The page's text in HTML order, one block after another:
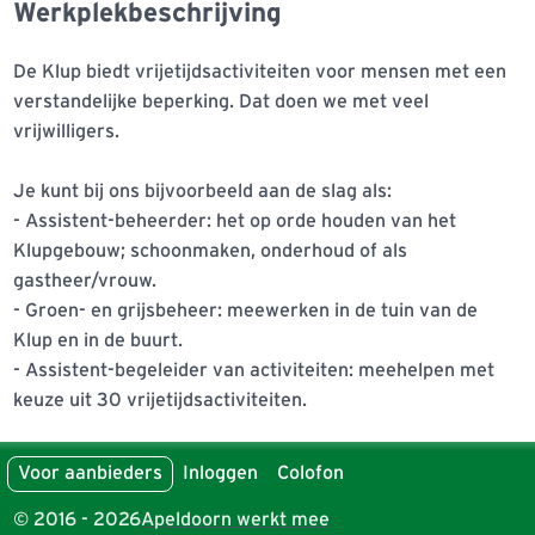
Werkplekbeschrijving
De Klup biedt vrijetijdsactiviteiten voor mensen met een
verstandelijke beperking. Dat doen we met veel
vrijwilligers.
Je kunt bij ons bijvoorbeeld aan de slag als:
- Assistent-beheerder: het op orde houden van het
Klupgebouw; schoonmaken, onderhoud of als
gastheer/vrouw.
- Groen- en grijsbeheer: meewerken in de tuin van de
Klup en in de buurt.
- Assistent-begeleider van activiteiten: meehelpen met
keuze uit 30 vrijetijdsactiviteiten.
We werken in het Kluphuis aan de Mariastraat en in de
buurt.
Ons Kluphuis is dé plek waar we elkaar ontmoeten en
© 2016 - 2026Apeldoorn werkt mee
Voor aanbieders Inloggen Colofon